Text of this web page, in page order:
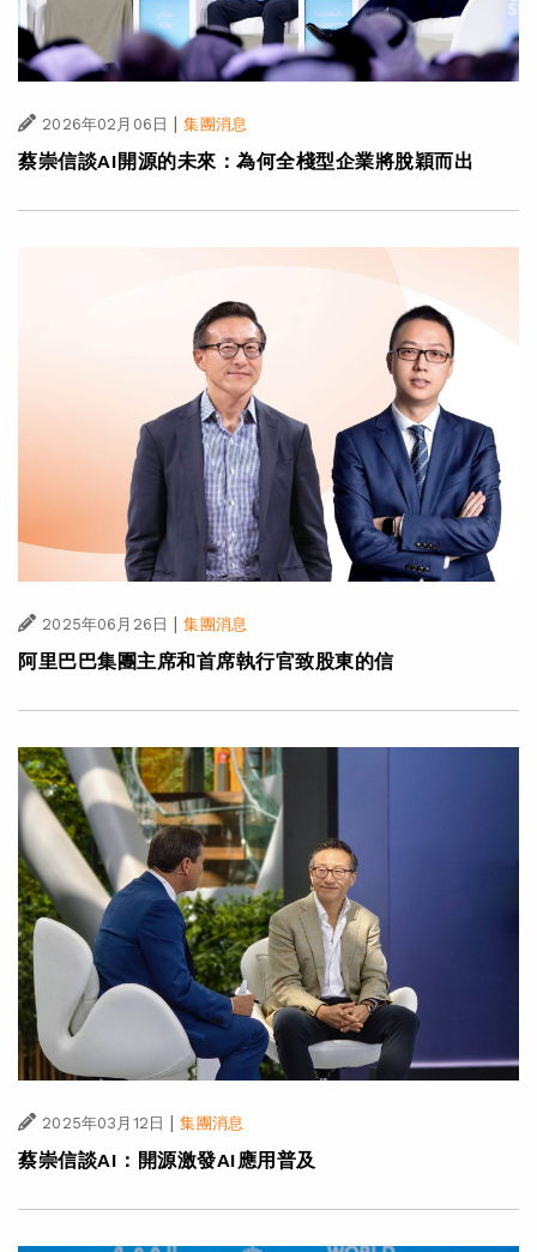
2026年02月06日 | 集團消息
蔡崇信談AI開源的未來：為何全棧型企業將脫穎而出
2025年06月26日 | 集團消息
阿里巴巴集團主席和首席執行官致股東的信
2025年03月12日 | 集團消息
蔡崇信談AI：開源激發AI應用普及